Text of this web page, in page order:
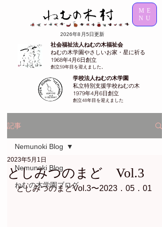
2026年8月5日更新
学校法人ねむの木学園
私立特別支援学校ねむの木
1979年4月6日創立
創立48年目を迎えました
社会福祉法人ねむの木福祉会
ねむの木学園やさしいお家・星に祈る
1968年4月6日創立
創立59年目を迎えました。
ME
NU
記事
Nemunoki Blog
ねむの木学園ブログ
Nemunoki Blog
としみつのまど Vol.3
2023年5月1日
としみつのまどVol.3〜2023．05．01